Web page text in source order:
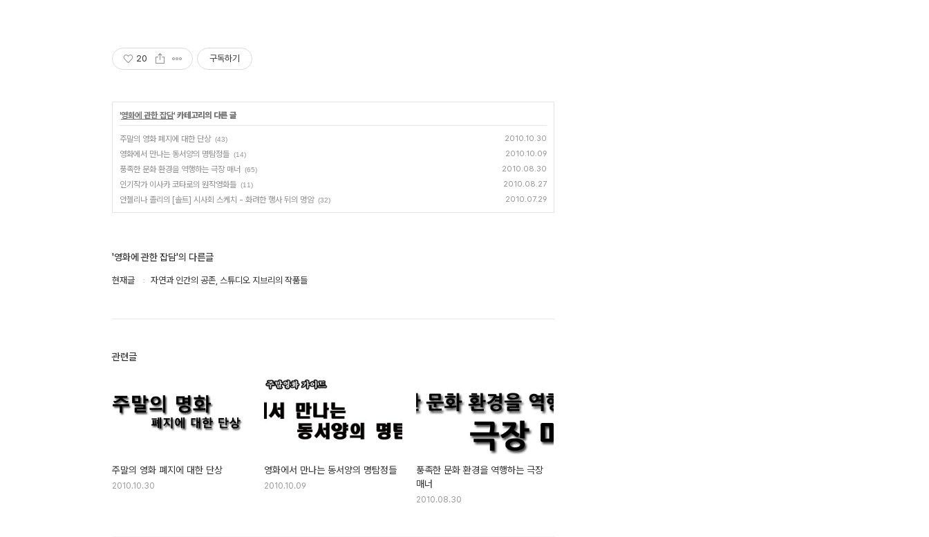
20 구독하기
'영화에 관한 잡담' 카테고리의 다른 글
주말의 영화 폐지에 대한 단상 (43) 2010.10.30
영화에서 만나는 동서양의 명탐정들 (14) 2010.10.09
풍족한 문화 환경을 역행하는 극장 매너 (65) 2010.08.30
인기작가 이사카 코타로의 원작영화들 (11) 2010.08.27
안젤리나 졸리의 [솔트] 시사회 스케치 - 화려한 행사 뒤의 명암 (32) 2010.07.29
'영화에 관한 잡담'의 다른글
현재글 자연과 인간의 공존, 스튜디오 지브리의 작품들
관련글
주말의 영화 폐지에 대한 단상
2010.10.30
영화에서 만나는 동서양의 명탐정들
2010.10.09
풍족한 문화 환경을 역행하는 극장
매너
2010.08.30